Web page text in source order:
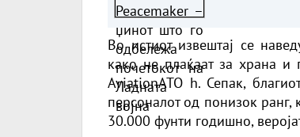
Во истиот извештај се
како не плаќаат за храна
AviationATO h. Сепак,
персоналот од понизок ранг,
30.000 фунти годишно,